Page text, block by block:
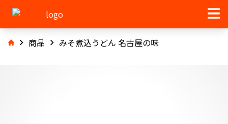
商品 みそ煮込うどん 名古屋の味